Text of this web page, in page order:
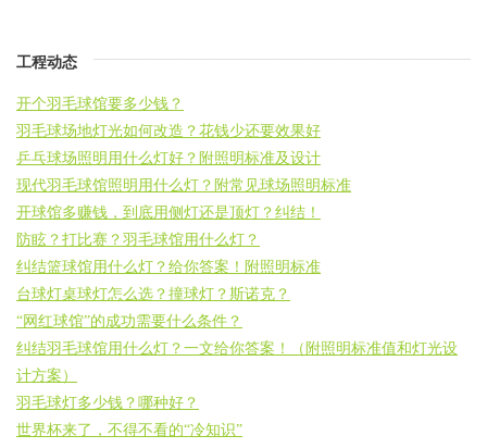
工程动态
开个羽毛球馆要多少钱？
羽毛球场地灯光如何改造？花钱少还要效果好
乒乓球场照明用什么灯好？附照明标准及设计
现代羽毛球馆照明用什么灯？附常见球场照明标准
开球馆多赚钱，到底用侧灯还是顶灯？纠结！
防眩？打比赛？羽毛球馆用什么灯？
纠结篮球馆用什么灯？给你答案！附照明标准
台球灯桌球灯怎么选？撞球灯？斯诺克？
“网红球馆”的成功需要什么条件？
纠结羽毛球馆用什么灯？一文给你答案！（附照明标准值和灯光设
计方案）
羽毛球灯多少钱？哪种好？
世界杯来了，不得不看的“冷知识”